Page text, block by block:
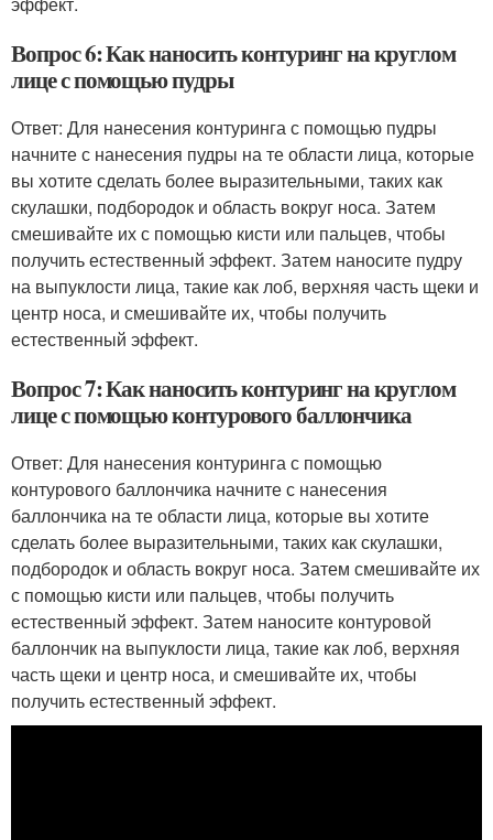
Вопрос 6: Как наносить контуринг на круглом
лице с помощью пудры
Ответ: Для нанесения контуринга с помощью пудры
начните с нанесения пудры на те области лица, которые
вы хотите сделать более выразительными, таких как
скулашки, подбородок и область вокруг носа. Затем
смешивайте их с помощью кисти или пальцев, чтобы
получить естественный эффект. Затем наносите пудру
на выпуклости лица, такие как лоб, верхняя часть щеки и
центр носа, и смешивайте их, чтобы получить
естественный эффект.
Вопрос 7: Как наносить контуринг на круглом
лице с помощью контурового баллончика
Ответ: Для нанесения контуринга с помощью
контурового баллончика начните с нанесения
баллончика на те области лица, которые вы хотите
сделать более выразительными, таких как скулашки,
подбородок и область вокруг носа. Затем смешивайте их
с помощью кисти или пальцев, чтобы получить
естественный эффект. Затем наносите контуровой
баллончик на выпуклости лица, такие как лоб, верхняя
часть щеки и центр носа, и смешивайте их, чтобы
получить естественный эффект.